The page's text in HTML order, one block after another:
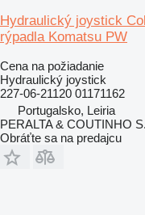
Hydraulický joystick
rýpadla Komatsu PW
Cena na požiadanie
Hydraulický joystick
227-06-21120 01171162
Portugalsko, Leiria
PERALTA & COUTINHO
Obráťte sa na predajcu